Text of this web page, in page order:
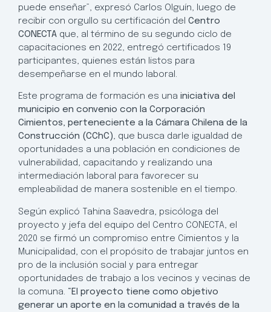
puede enseñar”, expresó Carlos Olguín, luego de
recibir con orgullo su certificación del Centro
CONECTA que, al término de su segundo ciclo de
capacitaciones en 2022, entregó certificados 19
participantes, quienes están listos para
desempeñarse en el mundo laboral.
Este programa de formación es una iniciativa del
municipio en convenio con la Corporación
Cimientos, perteneciente a la Cámara Chilena de la
Construcción (CChC), que busca darle igualdad de
oportunidades a una población en condiciones de
vulnerabilidad, capacitando y realizando una
intermediación laboral para favorecer su
empleabilidad de manera sostenible en el tiempo.
Según explicó Tahina Saavedra, psicóloga del
proyecto y jefa del equipo del Centro CONECTA, el
2020 se firmó un compromiso entre Cimientos y la
Municipalidad, con el propósito de trabajar juntos en
pro de la inclusión social y para entregar
oportunidades de trabajo a los vecinos y vecinas de
la comuna. “El proyecto tiene como objetivo
generar un aporte en la comunidad a través de la